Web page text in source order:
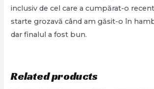
inclusiv de cel care a cumpărat-o
starte grozavă când am găsit-o în
dar finalul a fost bun.
Related products